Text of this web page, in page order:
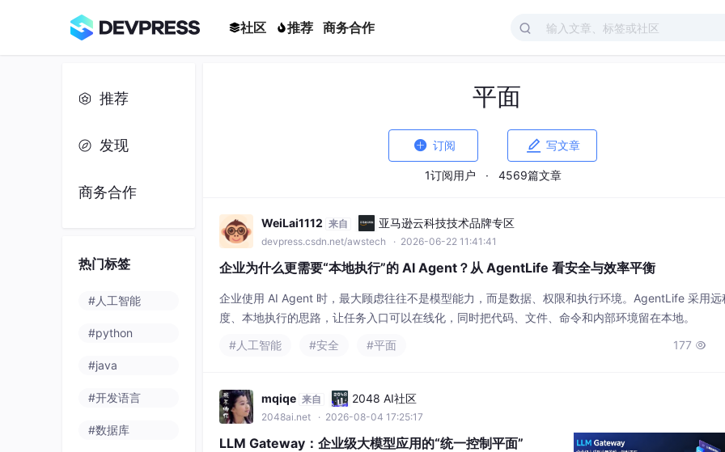
社区 推荐 商务合作
推荐
发现
商务合作
热门标签
#人工智能
#python
#java
#开发语言
#数据库
平面
 订阅  写文章
1订阅用户 · 4569篇文章
WeiLai1112 来自 亚马逊云科技技术品牌专区
devpress.csdn.net/awstech · 2026-06-22 11:41:41
企业为什么更需要“本地执行”的 AI Agent？从 AgentLife 看安全与效率平衡
企业使用 AI Agent 时，最大顾虑往往不是模型能力，而是数据、权限和执行环境。AgentLife 采用远
度、本地执行的思路，让任务入口可以在线化，同时把代码、文件、命令和内部环境留在本地。
#人工智能
#安全 #平面 177 
mqiqe 来自 2048 AI社区
2048ai.net · 2026-08-04 17:25:17
LLM Gateway：企业级大模型应用的“统一控制平面”